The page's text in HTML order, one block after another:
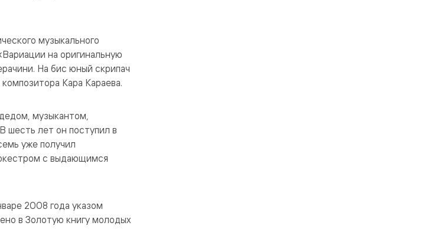
музыкального
на оригинальную
На бис юный скрипач
Кара Караева.
музыкантом,
шесть лет он поступил в
уже получил
с выдающимся
2008 года указом
в Золотую книгу молодых